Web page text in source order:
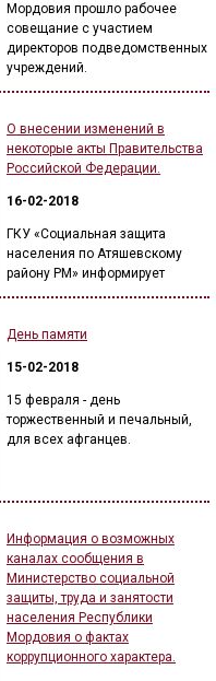
Мордовия прошло рабочее
совещание с участием
директоров подведомственных
учреждений.
О внесении изменений в
некоторые акты Правительства
Российской Федерации.
16-02-2018
ГКУ «Социальная защита
населения по Атяшевскому
району РМ» информирует
День памяти
15-02-2018
15 февраля - день
торжественный и печальный,
для всех афганцев.
Информация о возможных
каналах сообщения в
Министерство социальной
защиты, труда и занятости
населения Республики
Мордовия о фактах
коррупционного характера.